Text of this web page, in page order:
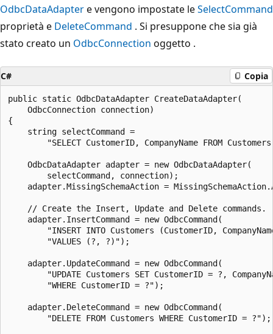
OdbcDataAdaptere vengono impostate leSelectCommand
proprietà e DeleteCommand . Si presuppone che sia già
stato creato un OdbcConnection oggetto .
C# Copia
public static OdbcDataAdapter CreateDataAdapter(
    OdbcConnection connection)
{
    string selectCommand =
"SELECT CustomerID, CompanyName FROM
    OdbcDataAdapter adapter = new OdbcDataAdapter(
        selectCommand, connection);
adapter.MissingSchemaAction =
    // Create the Insert, Update and Delete commands.
    adapter.InsertCommand = new OdbcCommand(
"INSERT INTO Customers (CustomerID,
        "VALUES (?, ?)");
    adapter.UpdateCommand = new OdbcCommand(
"UPDATE Customers SET CustomerID = ?,
        "WHERE CustomerID = ?");
    adapter.DeleteCommand = new OdbcCommand(
        "DELETE FROM Customers WHERE CustomerID = ?");